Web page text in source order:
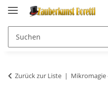
Zurück zur Liste Mikromagie